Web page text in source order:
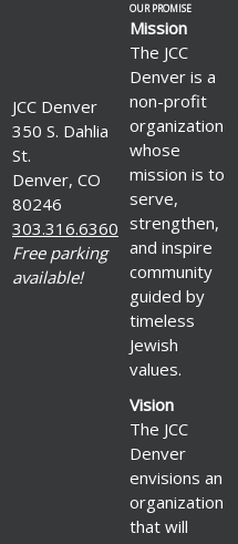
JCC Denver
350 S. Dahlia
St.
Denver, CO
80246
303.316.6360
Free parking
available!
OUR PROMISE
Mission
The JCC
Denver is a
non-profit
organization
whose
mission is to
serve,
strengthen,
and inspire
community
guided by
timeless
Jewish
values.
Vision
The JCC
Denver
envisions an
organization
that will